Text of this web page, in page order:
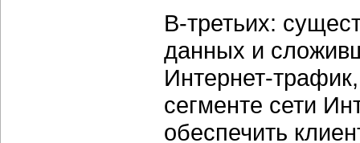
В-третьих:
данных и
Интернет-трафик,
сегменте сети
обеспечить